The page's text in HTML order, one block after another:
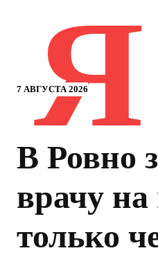
7 АВГУСТА 2026
Я
В Ровно
врачу
только